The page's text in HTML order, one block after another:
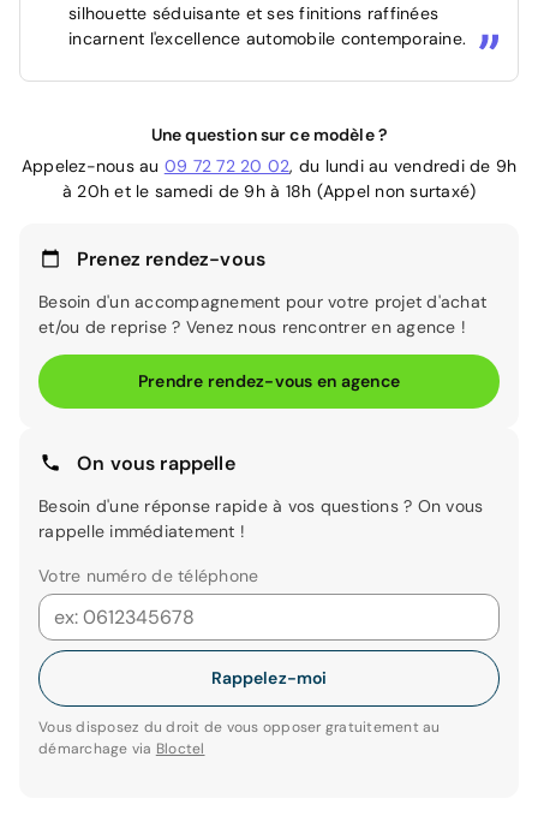
silhouette séduisante et ses finitions raffinées
incarnent l'excellence automobile contemporaine.
Une question sur ce modèle ?
Appelez-nous au 09 72 72 20 02, du lundi au vendredi de 9h
à 20h et le samedi de 9h à 18h (Appel non surtaxé)
Prenez rendez-vous
Besoin d'un accompagnement pour votre projet d'achat
et/ou de reprise ? Venez nous rencontrer en agence !
Prendre rendez-vous en agence
On vous rappelle
Besoin d'une réponse rapide à vos questions ? On vous
rappelle immédiatement !
Votre numéro de téléphone
Rappelez-moi
Vous disposez du droit de vous opposer gratuitement au
démarchage via Bloctel